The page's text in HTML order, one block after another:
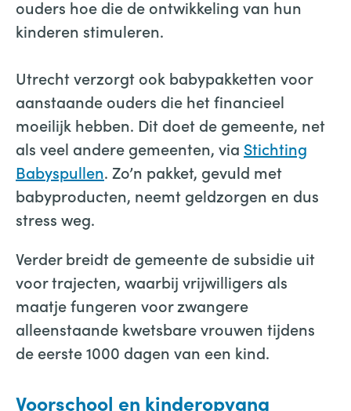
ouders hoe die de ontwikkeling van hun
kinderen stimuleren.
Utrecht verzorgt ook babypakketten voor
aanstaande ouders die het financieel
moeilijk hebben. Dit doet de gemeente, net
als veel andere gemeenten, via Stichting
Babyspullen. Zo’n pakket, gevuld met
babyproducten, neemt geldzorgen en dus
stress weg.
Verder breidt de gemeente de subsidie uit
voor trajecten, waarbij vrijwilligers als
maatje fungeren voor zwangere
alleenstaande kwetsbare vrouwen tijdens
de eerste 1000 dagen van een kind.
Voorschool en kinderopvang